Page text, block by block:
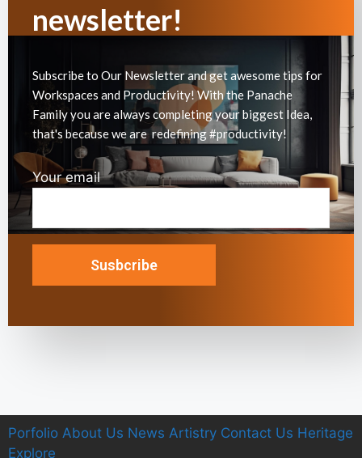
newsletter!
Subscribe to Our Newsletter and get awesome tips for
Workspaces and Productivity! With the Panache
Family you are always completing your biggest Idea,
that's because we are redefining #productivity!
Your email
Porfolio About Us News Artistry Contact Us Heritage
Explore